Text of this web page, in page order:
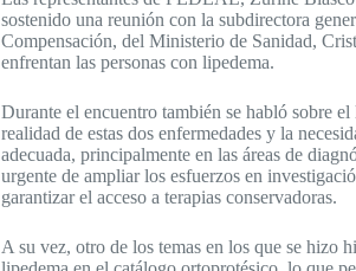
sostenido una reunión con la subdirectora
Compensación, del Ministerio de Sanidad,
enfrentan las personas con lipedema.
Durante el encuentro también se habló sobre
realidad de estas dos enfermedades y la
adecuada, principalmente en las áreas de
urgente de ampliar los esfuerzos en
garantizar el acceso a terapias conservadoras.
A su vez, otro de los temas en los que se hizo